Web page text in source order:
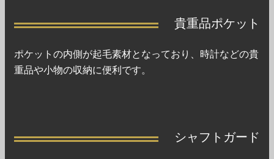
貴重品ポケット
ポケットの内側が起毛素材となっており、時計などの貴
重品や小物の収納に便利です。
シャフトガード